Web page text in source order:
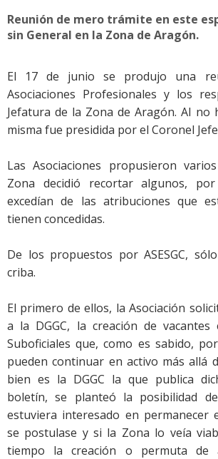
Reunión de mero trámite en este
sin General en la Zona de Aragón.
El 17 de junio se produjo una
Asociaciones Profesionales y los
Jefatura de la Zona de Aragón. Al no
misma fue presidida por el Coronel
Las Asociaciones propusieron
Zona decidió recortar algunos,
excedían de las atribuciones que
tienen concedidas.
De los propuestos por ASESGC,
criba.
El primero de ellos, la Asociación
a la DGGC, la creación de
Suboficiales que, como es sabido,
pueden continuar en activo más allá
bien es la DGGC la que publica
boletín, se planteó la posibilidad
estuviera interesado en permanecer
se postulase y si la Zona lo veía
tiempo la creación o permuta de